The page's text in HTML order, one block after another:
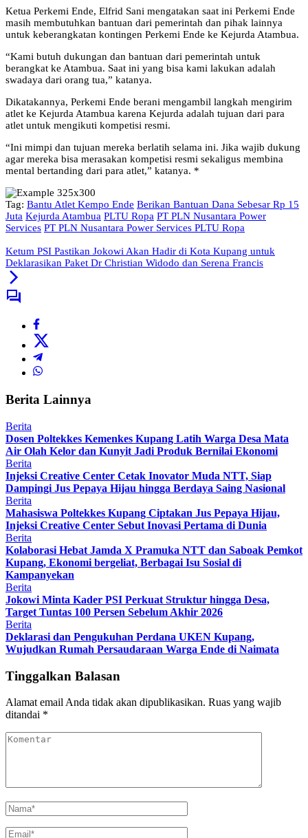
Ketua Perkemi Ende, Elfrid Sani mengatakan saat ini Perkemi Ende
masih membutuhkan bantuan dari pemerintah dan pihak lainnya
untuk keberangkatan kontingen Perkemi Ende ke Kejurda Atambua.
“Kami butuh dukungan dan bantuan dari pemerintah untuk
berangkat ke Atambua. Saat ini yang bisa kami lakukan adalah
swadaya dari orang tua,” katanya.
Dikatakannya, Perkemi Ende berani mengambil langkah mengirim
atlet ke Kejurda Atambua karena Kejurda adalah tujuan dari para
atlet untuk mengikuti kompetisi resmi.
“Ini mimpi dan tujuan mereka berlatih selama ini. Jika wajib dukung
agar mereka bisa merasakan kompetisi resmi sekaligus membina
mental bertanding dari para atlet,” katanya. *
Tag: Bantu Atlet Kempo Ende Berikan Bantuan Dana Sebesar Rp 15
Juta Kejurda Atambua PLTU Ropa PT PLN Nusantara Power
Services PT PLN Nusantara Power Services PLTU Ropa
Ketum PSI Pastikan Jokowi Akan Hadir di Kota Kupang untuk
Deklarasikan Paket Dr Christian Widodo dan Serena Francis
Berita Lainnya
Berita
Dosen Poltekkes Kemenkes Kupang Latih Warga Desa Mata
Air Olah Kelor dan Kunyit Jadi Produk Bernilai Ekonomi
Berita
Injeksi Creative Center Cetak Inovator Muda NTT, Siap
Dampingi Jus Pepaya Hijau hingga Berdaya Saing Nasional
Berita
Mahasiswa Poltekkes Kupang Ciptakan Jus Pepaya Hijau,
Injeksi Creative Center Sebut Inovasi Pertama di Dunia
Berita
Kolaborasi Hebat Jamda X Pramuka NTT dan Saboak Pemkot
Kupang, Ekonomi bergeliat, Berbagai Isu Sosial di
Kampanyekan
Berita
Jokowi Minta Kader PSI Perkuat Struktur hingga Desa,
Target Tuntas 100 Persen Sebelum Akhir 2026
Berita
Deklarasi dan Pengukuhan Perdana UKEN Kupang,
Wujudkan Rumah Persaudaraan Warga Ende di Naimata
Tinggalkan Balasan
Alamat email Anda tidak akan dipublikasikan. Ruas yang wajib
ditandai *